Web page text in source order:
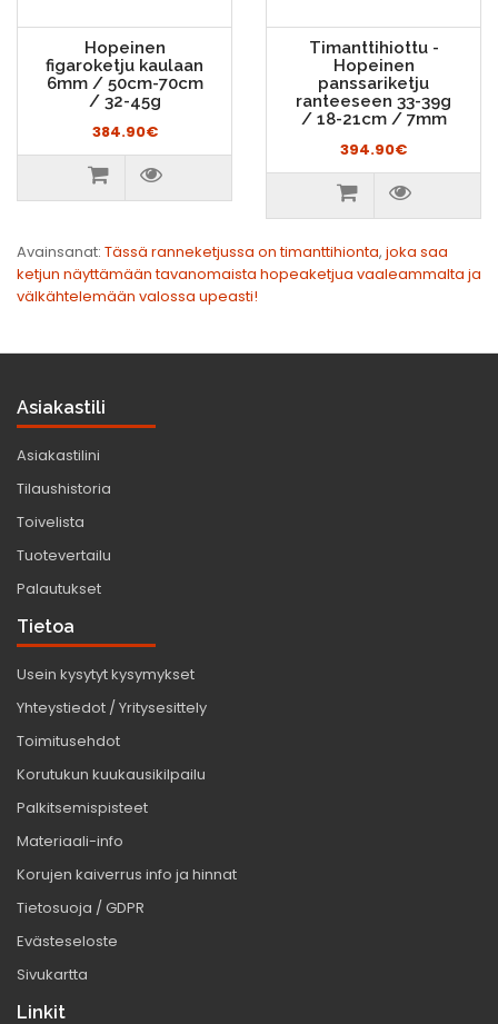
Hopeinen
figaroketju kaulaan
6mm / 50cm-70cm
/ 32-45g
384.90€
Timanttihiottu -
Hopeinen
panssariketju
ranteeseen 33-39g
/ 18-21cm / 7mm
394.90€
Avainsanat: Tässä ranneketjussa on timanttihionta, joka saa
ketjun näyttämään tavanomaista hopeaketjua vaaleammalta ja
välkähtelemään valossa upeasti!
Asiakastili
Asiakastilini
Tilaushistoria
Toivelista
Tuotevertailu
Palautukset
Tietoa
Usein kysytyt kysymykset
Yhteystiedot / Yritysesittely
Toimitusehdot
Korutukun kuukausikilpailu
Palkitsemispisteet
Materiaali-info
Korujen kaiverrus info ja hinnat
Tietosuoja / GDPR
Evästeseloste
Sivukartta
Linkit